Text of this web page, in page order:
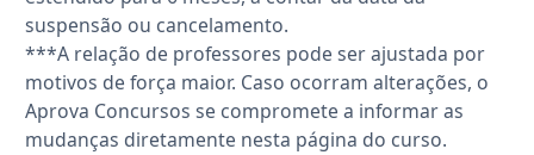
suspensão ou cancelamento.
***A relação de professores pode ser ajustada por
motivos de força maior. Caso ocorram alterações, o
Aprova Concursos se compromete a informar as
mudanças diretamente nesta página do curso.